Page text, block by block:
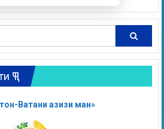
ҶТ
Ватани азизи ман»